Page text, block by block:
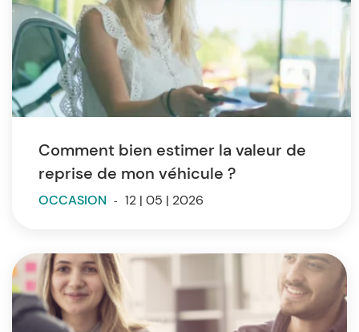
Comment bien estimer la valeur de
reprise de mon véhicule ?
OCCASION - 12 | 05 | 2026